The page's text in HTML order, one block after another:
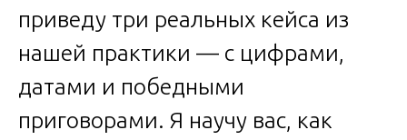
приведу три реальных кейса из
нашей практики — с цифрами,
датами и победными
приговорами. Я научу вас, как